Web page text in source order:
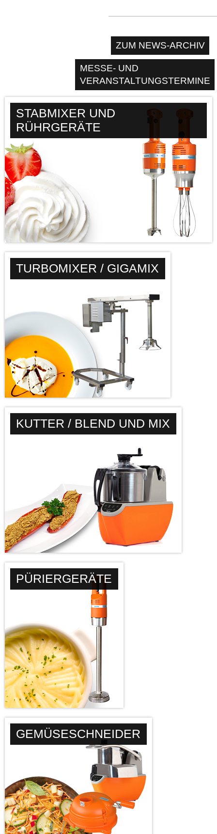
ZUM NEWS-ARCHIV
MESSE- UND
VERANSTALTUNGSTERMINE
STABMIXER UND
RÜHRGERÄTE
TURBOMIXER / GIGAMIX
KUTTER / BLEND UND MIX
PÜRIERGERÄTE
GEMÜSESCHNEIDER